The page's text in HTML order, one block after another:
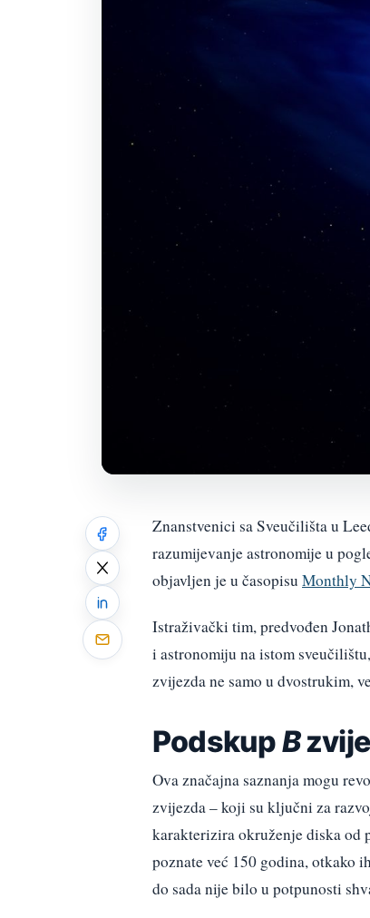
Znanstvenici sa Sveučilišta u
razumijevanje astronomije u
objavljen je u časopisu Monthly
Istraživački tim, predvođen
i astronomiju na istom
zvijezda ne samo u dvostrukim,
PodskupB
Ova značajna saznanja mogu
zvijezda – koji su ključni za
karakterizira okruženje diska od
poznate već 150 godina, otkako
do sada nije bilo u potpunosti